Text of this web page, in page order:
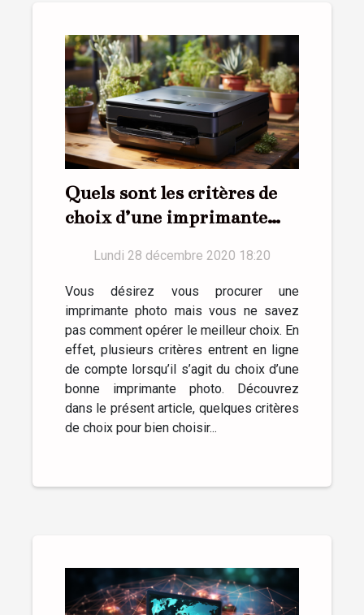
Quels sont les critères de
choix d’une imprimante
Lundi 28 décembre 2020 18:20
Vous désirez vous procurer une
imprimante photo mais vous ne savez
pas comment opérer le meilleur choix. En
effet, plusieurs critères entrent en ligne
de compte lorsqu’il s’agit du choix d’une
bonne imprimante photo. Découvrez
dans le présent article, quelques critères
de choix pour bien choisir...